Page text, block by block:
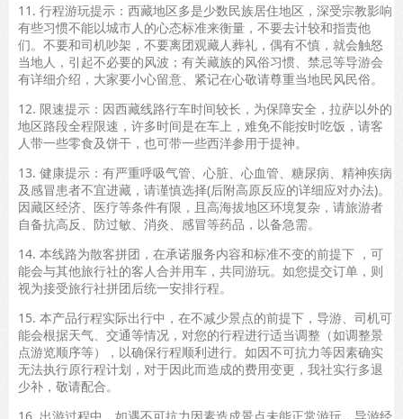
11. 行程游玩提示：西藏地区多是少数民族居住地区，深受宗教影响
有些习惯不能以城市人的心态标准来衡量，不要去计较和指责他
们。不要和司机吵架，不要离团观藏人葬礼，偶有不慎，就会触怒
当地人，引起不必要的风波；有关藏族的风俗习惯、禁忌等导游会
有详细介绍，大家要小心留意、紧记在心敬请尊重当地民风民俗。
12. 限速提示：因西藏线路行车时间较长，为保障安全，拉萨以外的
地区路段全程限速，许多时间是在车上，难免不能按时吃饭，请客
人带一些零食及饼干，也可带一些西洋参用于提神。
13. 健康提示：有严重呼吸气管、心脏、心血管、糖尿病、精神疾病
及感冒患者不宜进藏，请谨慎选择(后附高原反应的详细应对办法)。
因藏区经济、医疗等条件有限，且高海拔地区环境复杂，请旅游者
自备抗高反、防过敏、消炎、感冒等药品，以备急需。
14. 本线路为散客拼团，在承诺服务内容和标准不变的前提下 ，可
能会与其他旅行社的客人合并用车，共同游玩。如您提交订单，则
视为接受旅行社拼团后统一安排行程。
15. 本产品行程实际出行中，在不减少景点的前提下，导游、司机可
能会根据天气、交通等情况，对您的行程进行适当调整（如调整景
点游览顺序等），以确保行程顺利进行。如因不可抗力等因素确实
无法执行原行程计划，对于因此而造成的费用变更，我社实行多退
少补，敬请配合。
16. 出游过程中，如遇不可抗力因素造成景点未能正常游玩，导游经